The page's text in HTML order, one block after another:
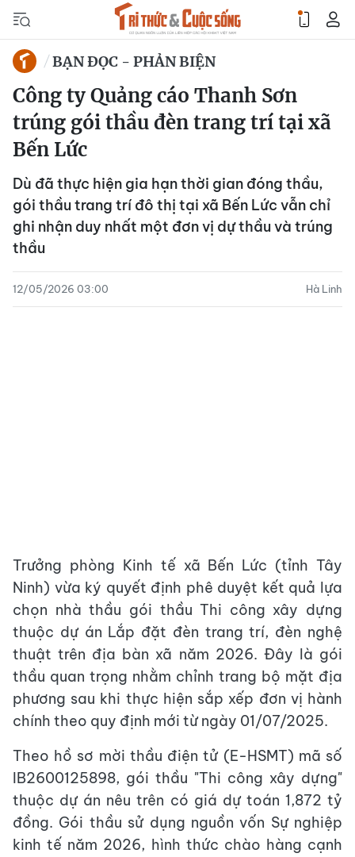
BẠN ĐỌC - PHẢN BIỆN
Công ty Quảng cáo Thanh Sơn
trúng gói thầu đèn trang trí tại xã
Bến Lức
Dù đã thực hiện gia hạn thời gian đóng thầu,
gói thầu trang trí đô thị tại xã Bến Lức vẫn chỉ
ghi nhận duy nhất một đơn vị dự thầu và trúng
thầu
12/05/2026 03:00 Hà Linh
Trưởng phòng Kinh tế xã Bến Lức (tỉnh Tây
Ninh) vừa ký quyết định phê duyệt kết quả lựa
chọn nhà thầu gói thầu Thi công xây dựng
thuộc dự án Lắp đặt đèn trang trí, đèn nghệ
thuật trên địa bàn xã năm 2026. Đây là gói
thầu quan trọng nhằm chỉnh trang bộ mặt địa
phương sau khi thực hiện sắp xếp đơn vị hành
chính theo quy định mới từ ngày 01/07/2025.
Theo hồ sơ mời thầu điện tử (E-HSMT) mã số
IB2600125898, gói thầu "Thi công xây dựng"
thuộc dự án nêu trên có giá dự toán 1,872 tỷ
đồng. Gói thầu sử dụng nguồn vốn Sự nghiệp
kinh tế năm 2026, hình thức chào hàng cạnh